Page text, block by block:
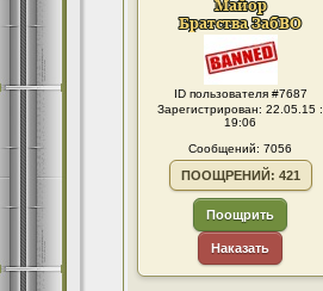
ID пользователя #7687
Зарегистрирован: 22.05.15 :
19:06
Сообщений: 7056
ПООЩРЕНИЙ: 421
Поощрить
Наказать